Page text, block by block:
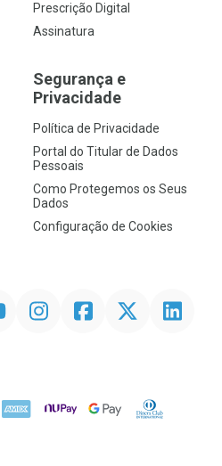
Prescrição Digital
Assinatura
Segurança e
Privacidade
Política de Privacidade
Portal do Titular de Dados
Pessoais
Como Protegemos os Seus
Dados
Configuração de Cookies
InstagramFacebookTwitter Linkedin
AMEX NuPay Google PayDiners Club